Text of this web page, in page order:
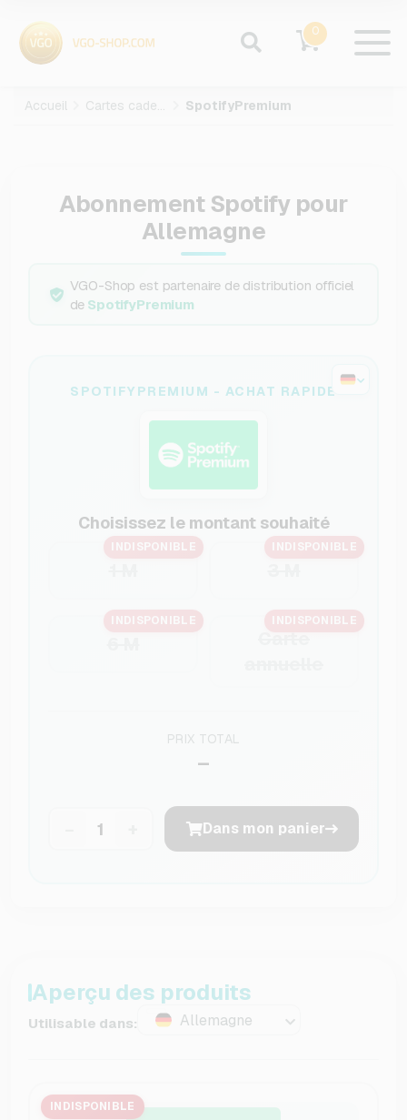
0
Accueil Cartes cadeaux SpotifyPremium
Abonnement Spotify pour
Allemagne
VGO-Shop est partenaire de distribution officiel
de SpotifyPremium
SPOTIFYPREMIUM - ACHAT RAPIDE
Choisissez le montant souhaité
INDISPONIBLE INDISPONIBLE
INDISPONIBLE
Carte
INDISPONIBLE
PRIX TOTAL
–
Dans mon panier
Aperçu des produits
Utilisable dans: Allemagne
INDISPONIBLE